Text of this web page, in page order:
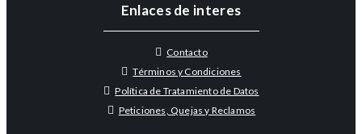
Enlaces de interes
Contacto
Términos y Condiciones
Política de Tratamiento de Datos
Peticiones, Quejas y Reclamos